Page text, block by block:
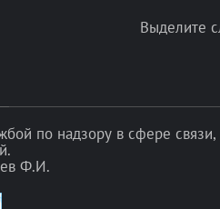
Выделите
по надзору в сфере связи,
Ф.И.